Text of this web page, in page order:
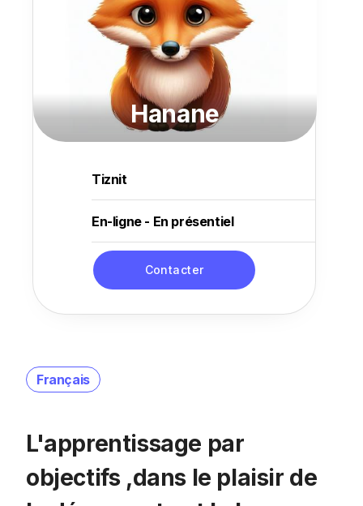
Français
L'apprentissage par
objectifs ,dans le plaisir de
Hanane
Tiznit
En-ligne - En présentiel
Contacter